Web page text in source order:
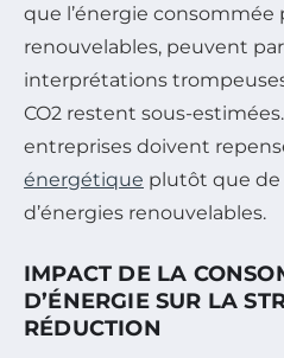
que l’énergie consommée
renouvelables, peuvent
interprétations
CO2 restent sous-
entreprises doivent
énergétique plutôt que de
d’énergies renouvelables.
IMPACT DE LA
D’ÉNERGIE SUR LA
RÉDUCTION